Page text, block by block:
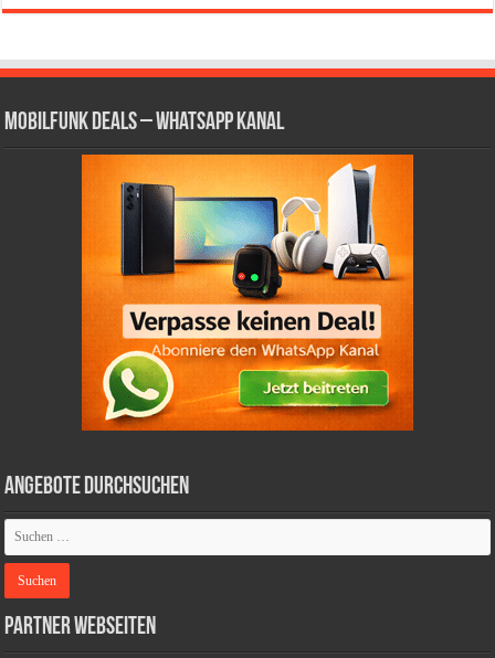
Mobilfunk Deals – WhatsApp Kanal
Angebote durchsuchen
Partner Webseiten